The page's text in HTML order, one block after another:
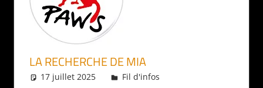
LA RECHERCHE DE MIA
17 juillet 2025 Daniel
Fil d'infos